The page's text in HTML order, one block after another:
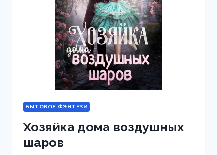
БЫТОВОЕ ФЭНТЕЗИ
Хозяйка дома воздушных
шаров